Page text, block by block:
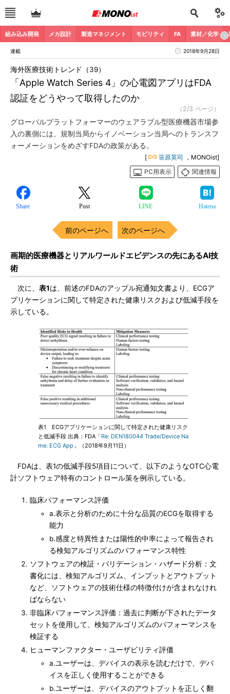
組み込み開発 メカ設計 製造マネジメント モビリティ FA 素材／化学
連載 2018年9月28日
「Apple Watch Series 4」の心電図アプリはFDA
認証をどうやって取得したのか
海外医療技術トレンド（39）
（2/3 ページ）
グローバルプラットフォーマーのウェアラブル型医療機器市場参
入の裏側には、規制当局からイノベーション当局へのトランスフ
ォーメーションをめざすFDAの政策がある。
[ 笹原英司
，MONOist]
PC用表示
関連情報
Share Post LINE Hatena
前のページへ 次のページへ
画期的医療機器とリアルワールドエビデンスの先にあるAI技
術
次に、 表1は、前述のFDAのアップル宛通知文書より、ECGア
プリケーションに関して特定された健康リスクおよび低減手段を
示している。
表1 ECGアプリケーションに関して特定された健康リスク
と低減手段 出典：FDA「Re: DEN180044 Trade/Device Na
me: ECG App 」（2018年9月11日）
FDAは、表1の低減手段5項目について、以下のようなOTC心電
計ソフトウェア特有のコントロール策を例示している。
臨床パフォーマンス評価
a.表示と分析のために十分な品質のECGを取得する
能力
b.感度と特異性または陽性的中率によって報告され
る検知アルゴリズムのパフォーマンス特性
ソフトウェアの検証・バリデーション・ハザード分析：文
書化には、検知アルゴリズム、インプットとアウトプット
など、ソフトウェアの技術仕様の特徴付けが含まれなけれ
ばならない
非臨床パフォーマンス評価：過去に判断が下されたデータ
セットを使用して、検知アルゴリズムのパフォーマンスを
検証する
ヒューマンファクター・ユーザビリティ評価
a.ユーザーは、デバイスの表示を読むだけで、デバ
イスを正しく使用することができる
b.ユーザーは、デバイスのアウトプットを正しく翻